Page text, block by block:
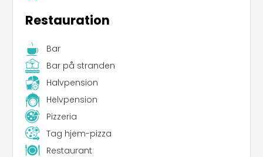
Restauration
Bar
Bar på stranden
Halvpension
Helvpension
Pizzeria
Tag hjem-pizza
Restaurant